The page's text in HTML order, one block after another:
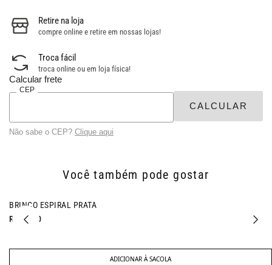
Retire na loja
compre online e retire em nossas lojas!
Troca fácil
troca online ou em loja física!
Calcular frete
CEP
Não sabe o CEP? Clique aqui
Você também pode gostar
BRINCO ESPIRAL PRATA
R$ 97,00
ADICIONAR À SACOLA